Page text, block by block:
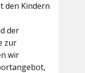
den Kindern
der
zur
wir